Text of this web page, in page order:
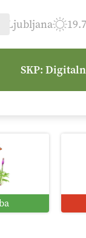
Ljubljana
SKP: